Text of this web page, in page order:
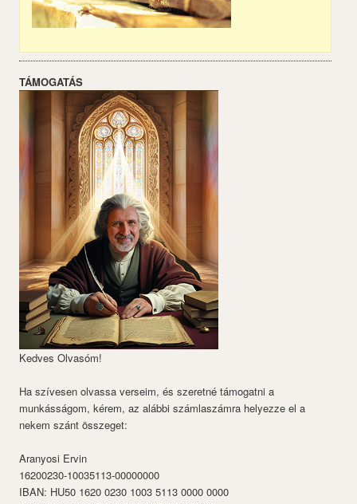
TÁMOGATÁS
Kedves Olvasóm!
Ha szívesen olvassa verseim, és szeretné támogatni a
munkásságom, kérem, az alábbi számlaszámra helyezze el a
nekem szánt összeget:
Aranyosi Ervin
16200230-10035113-00000000
IBAN: HU50 1620 0230 1003 5113 0000 0000